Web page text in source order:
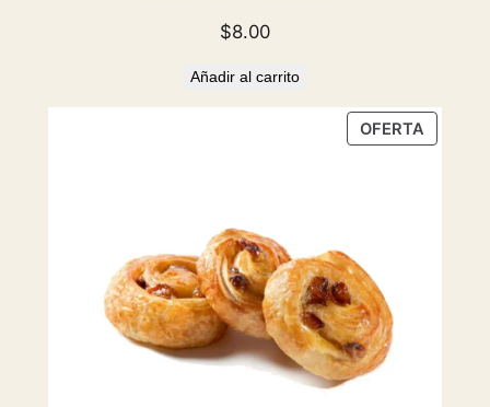
$8.00
Añadir al carrito
OFERTA
EN